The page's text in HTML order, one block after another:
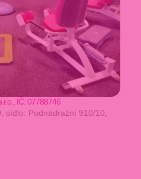
IČ: 07788746
sídlo: Podnádražní 910/10,